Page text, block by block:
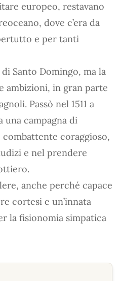
europeo, restavano
dove c’era da
e per tanti
Santo Domingo, ma la
ambizioni, in gran parte
Passò nel 1511 a
una campagna di
coraggioso,
e nel prendere
anche perché capace
cortesi e un’innata
la fisionomia simpatica